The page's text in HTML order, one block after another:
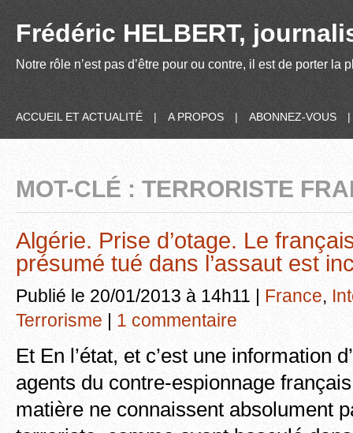
Frédéric HELBERT,
Notre rôle n’est pas d’être pour ou contre, il est de porter
ACCUEIL ET ACTUALITÉ | A PROPOS | ABONNEZ-VOUS |
MOT-CLÉ : TERRORISTE
Algérie. Prise d’otage. Le
présumé tué dans l’assaut est
Publié le 20/01/2013 à 14h11 | France,
Terrorisme | 1 commentaire
Et En l’état, et c’est une information
agents du contre-espionnage
matière ne connaissent absolument